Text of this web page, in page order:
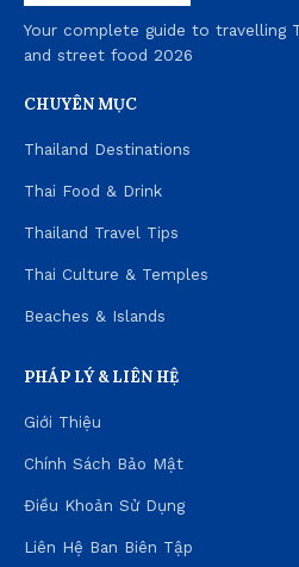
Your complete guide to travelling
and street food 2026
CHUYÊN MỤC
Thailand Destinations
Thai Food & Drink
Thailand Travel Tips
Thai Culture & Temples
Beaches & Islands
PHÁP LÝ & LIÊN HỆ
Giới Thiệu
Chính Sách Bảo Mật
Điều Khoản Sử Dụng
Liên Hệ Ban Biên Tập